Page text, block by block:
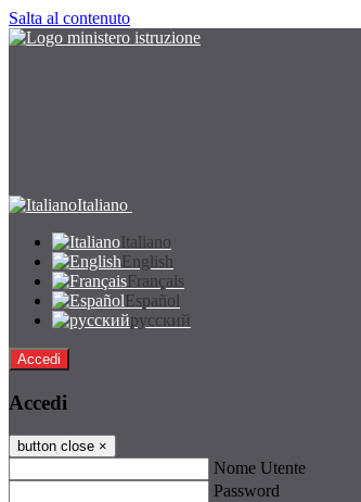
Salta al contenuto
Italiano
Italiano
English
Français
Español
русский
Accedi
Accedi
button close ×
Nome Utente
Password